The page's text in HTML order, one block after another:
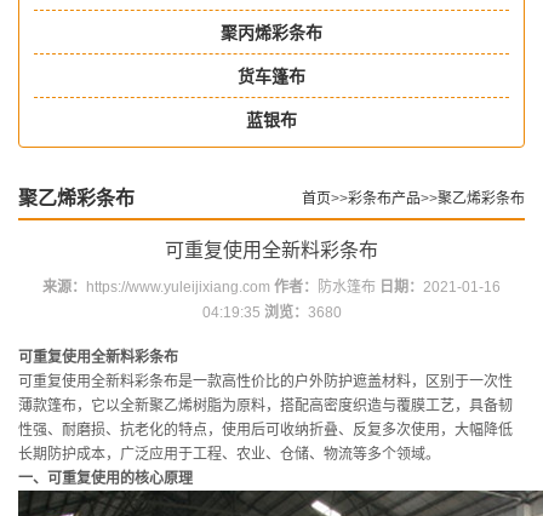
聚丙烯彩条布
货车篷布
蓝银布
聚乙烯彩条布 首页>>彩条布产品>>聚乙烯彩条布
可重复使用全新料彩条布
来源： https://www.yuleijixiang.com 作者： 防水篷布 日期： 2021-01-16
04:19:35 浏览： 3680
可重复使用全新料彩条布
可重复使用全新料彩条布是一款高性价比的户外防护遮盖材料，区别于一次性
薄款篷布，它以全新聚乙烯树脂为原料，搭配高密度织造与覆膜工艺，具备韧
性强、耐磨损、抗老化的特点，使用后可收纳折叠、反复多次使用，大幅降低
长期防护成本，广泛应用于工程、农业、仓储、物流等多个领域。
一、可重复使用的核心原理